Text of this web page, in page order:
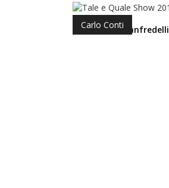
Carlo Conti
di Riccardo Manfredelli